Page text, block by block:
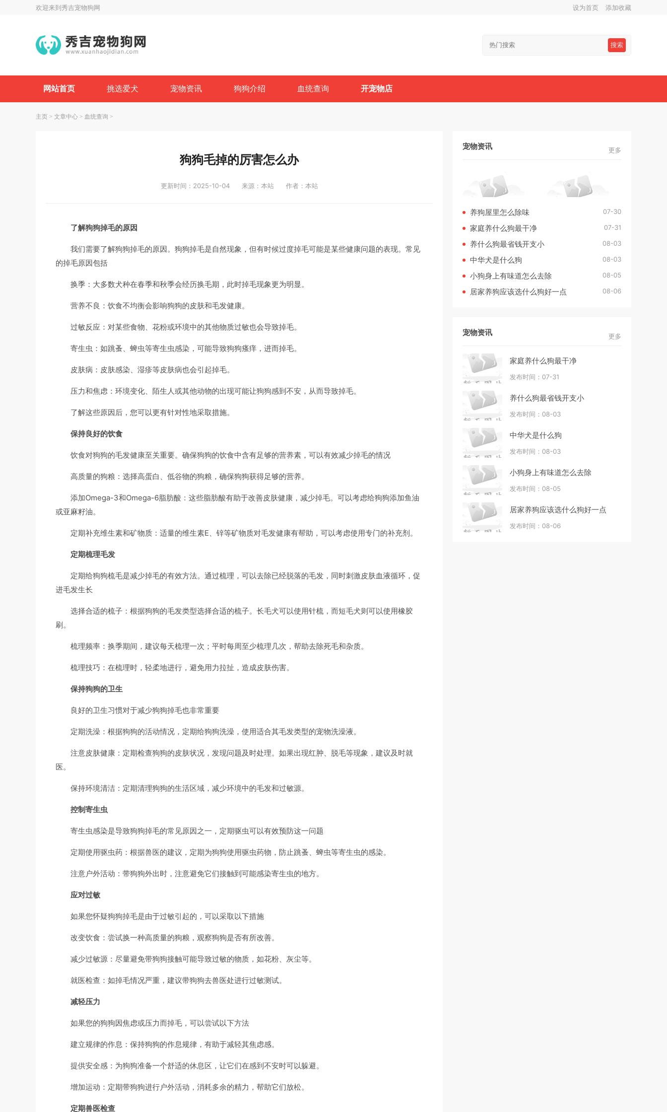
欢迎来到秀吉宠物狗网 设为首页 添加收藏
搜索
网站首页 挑选爱犬 宠物资讯 狗狗介绍 血统查询 开宠物店
主页 > 文章中心 > 血统查询 >
狗狗毛掉的厉害怎么办
更新时间：2025-10-04 来源：本站 作者：本站
了解狗狗掉毛的原因
我们需要了解狗狗掉毛的原因。狗狗掉毛是自然现象，但有时候过度掉毛可能是某些健康问题的表现。常见
的掉毛原因包括
换季：大多数犬种在春季和秋季会经历换毛期，此时掉毛现象更为明显。
营养不良：饮食不均衡会影响狗狗的皮肤和毛发健康。
过敏反应：对某些食物、花粉或环境中的其他物质过敏也会导致掉毛。
寄生虫：如跳蚤、蜱虫等寄生虫感染，可能导致狗狗瘙痒，进而掉毛。
皮肤病：皮肤感染、湿疹等皮肤病也会引起掉毛。
压力和焦虑：环境变化、陌生人或其他动物的出现可能让狗狗感到不安，从而导致掉毛。
了解这些原因后，您可以更有针对性地采取措施。
保持良好的饮食
饮食对狗狗的毛发健康至关重要。确保狗狗的饮食中含有足够的营养素，可以有效减少掉毛的情况
高质量的狗粮：选择高蛋白、低谷物的狗粮，确保狗狗获得足够的营养。
添加Omega-3和Omega-6脂肪酸：这些脂肪酸有助于改善皮肤健康，减少掉毛。可以考虑给狗狗添加鱼油
或亚麻籽油。
定期补充维生素和矿物质：适量的维生素E、锌等矿物质对毛发健康有帮助，可以考虑使用专门的补充剂。
定期梳理毛发
定期给狗狗梳毛是减少掉毛的有效方法。通过梳理，可以去除已经脱落的毛发，同时刺激皮肤血液循环，促
进毛发生长
选择合适的梳子：根据狗狗的毛发类型选择合适的梳子。长毛犬可以使用针梳，而短毛犬则可以使用橡胶
刷。
梳理频率：换季期间，建议每天梳理一次；平时每周至少梳理几次，帮助去除死毛和杂质。
梳理技巧：在梳理时，轻柔地进行，避免用力拉扯，造成皮肤伤害。
保持狗狗的卫生
良好的卫生习惯对于减少狗狗掉毛也非常重要
定期洗澡：根据狗狗的活动情况，定期给狗狗洗澡，使用适合其毛发类型的宠物洗澡液。
注意皮肤健康：定期检查狗狗的皮肤状况，发现问题及时处理。如果出现红肿、脱毛等现象，建议及时就
医。
保持环境清洁：定期清理狗狗的生活区域，减少环境中的毛发和过敏源。
控制寄生虫
寄生虫感染是导致狗狗掉毛的常见原因之一，定期驱虫可以有效预防这一问题
定期使用驱虫药：根据兽医的建议，定期为狗狗使用驱虫药物，防止跳蚤、蜱虫等寄生虫的感染。
注意户外活动：带狗狗外出时，注意避免它们接触到可能感染寄生虫的地方。
应对过敏
如果您怀疑狗狗掉毛是由于过敏引起的，可以采取以下措施
改变饮食：尝试换一种高质量的狗粮，观察狗狗是否有所改善。
减少过敏源：尽量避免带狗狗接触可能导致过敏的物质，如花粉、灰尘等。
就医检查：如掉毛情况严重，建议带狗狗去兽医处进行过敏测试。
减轻压力
如果您的狗狗因焦虑或压力而掉毛，可以尝试以下方法
建立规律的作息：保持狗狗的作息规律，有助于减轻其焦虑感。
提供安全感：为狗狗准备一个舒适的休息区，让它们在感到不安时可以躲避。
增加运动：定期带狗狗进行户外活动，消耗多余的精力，帮助它们放松。
定期兽医检查
宠物资讯 更多
养狗屋里怎么除味 07-30
家庭养什么狗最干净 07-31
养什么狗最省钱开支小 08-03
中华犬是什么狗 08-03
小狗身上有味道怎么去除 08-05
居家养狗应该选什么狗好一点 08-06
宠物资讯 更多
家庭养什么狗最干净
发布时间：07-31
养什么狗最省钱开支小
发布时间：08-03
中华犬是什么狗
发布时间：08-03
小狗身上有味道怎么去除
发布时间：08-05
居家养狗应该选什么狗好一点
发布时间：08-06